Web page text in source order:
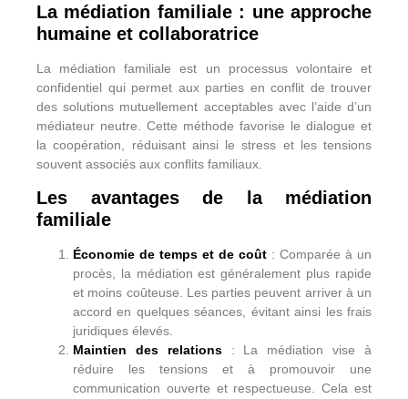
La médiation familiale : une approche
humaine et collaboratrice
La médiation familiale est un processus volontaire et
confidentiel qui permet aux parties en conflit de trouver
des solutions mutuellement acceptables avec l’aide d’un
médiateur neutre. Cette méthode favorise le dialogue et
la coopération, réduisant ainsi le stress et les tensions
souvent associés aux conflits familiaux.
Les avantages de la médiation
familiale
Économie de temps et de coût : Comparée à un
procès, la médiation est généralement plus rapide
et moins coûteuse. Les parties peuvent arriver à un
accord en quelques séances, évitant ainsi les frais
juridiques élevés.
Maintien des relations: La médiation vise à
réduire les tensions et à promouvoir une
communication ouverte et respectueuse. Cela est